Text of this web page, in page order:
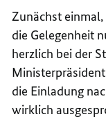
Zunächst
die Gelegenheit
herzlich bei der
die Einladung
wirklich